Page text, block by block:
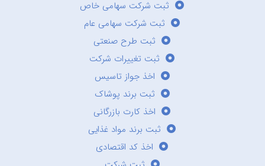
ثبت شرکت سهامی خاص
ثبت شرکت سهامی عام
ثبت طرح صنعتی
ثبت تغییرات شرکت
اخذ جواز تاسیس
ثبت برند پوشاک
اخذ کارت بازرگانی
ثبت برند مواد غذایی
اخذ کد اقتصادی